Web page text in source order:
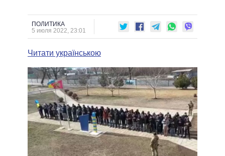
МЭРЫ
ВСЕ ПЕРСОНЫ
СРАВНЕНИЕ ПОЛИТИКОВ
ПОЛИТИКА
5 июля 2022, 23:01
Читати українською